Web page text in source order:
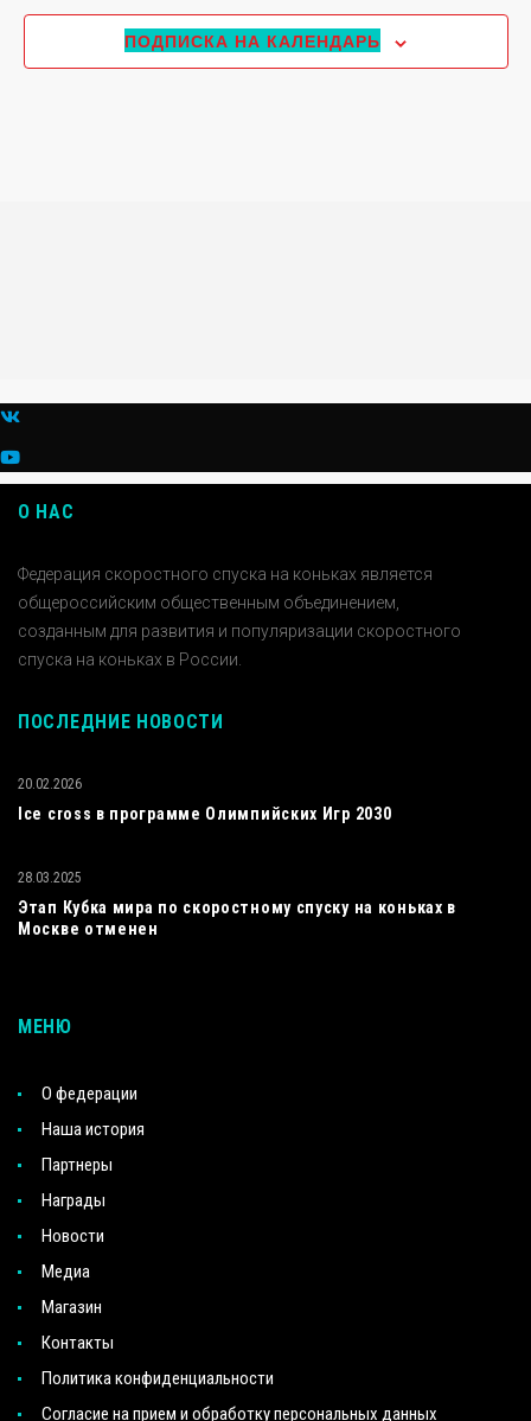
ПОДПИСКА НА КАЛЕНДАРЬ
О НАС
Федерация скоростного спуска на коньках является
общероссийским общественным объединением,
созданным для развития и популяризации скоростного
спуска на коньках в России.
ПОСЛЕДНИЕ НОВОСТИ
Ice cross в программе Олимпийских Игр 2030
20.02.2026
Этап Кубка мира по скоростному спуску на коньках в
Москве отменен
28.03.2025
МЕНЮ
О федерации
Наша история
Партнеры
Награды
Новости
Медиа
Магазин
Контакты
Политика конфиденциальности
Согласие на прием и обработку персональных данных